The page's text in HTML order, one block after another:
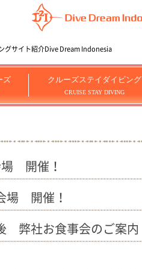
グサイト紹介Dive Dream Indonesia
ズ クルーズステイダイビング
CRUISE STAY DIVING
開催！
場 開催！
弊社お食事会のご案内